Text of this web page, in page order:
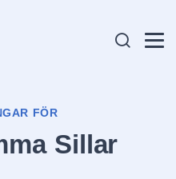
FÖR
Sillar